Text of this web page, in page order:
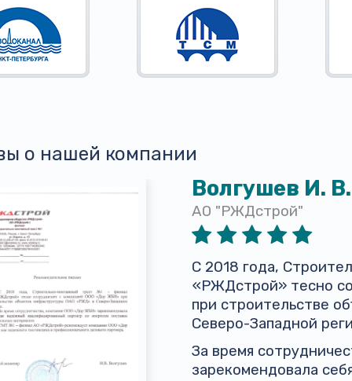
о нашей компании
Волгушев И. В.
АО "РЖДстрой"
С 2018 года,
«РЖДстрой» тесно
при строительстве
Северо-Западной
За время
зарекомендовала